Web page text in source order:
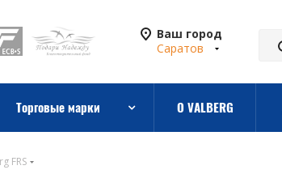
Ваш город
Саратов
Торговые марки О VALBERG
FRS